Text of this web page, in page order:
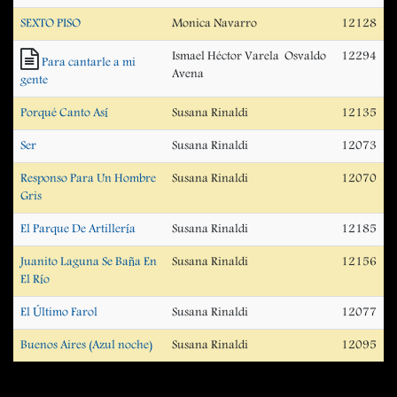
SEXTO PISO Monica Navarro 12128
Para cantarle a mi
gente
Ismael Héctor Varela  Osvaldo
Avena
12294
Porqué Canto Así Susana Rinaldi 12135
Ser Susana Rinaldi 12073
Responso Para Un Hombre
Gris
Susana Rinaldi 12070
El Parque De Artillería Susana Rinaldi 12185
Juanito Laguna Se Baña En
El Río
Susana Rinaldi 12156
El Último Farol Susana Rinaldi 12077
Buenos Aires (Azul noche) Susana Rinaldi 12095